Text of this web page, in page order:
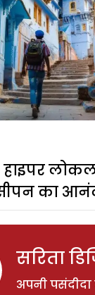
हाइपर
का
सरिता
अपनी